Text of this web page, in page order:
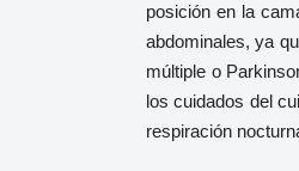
posición en la
abdominales, ya
múltiple o
los cuidados del
respiración